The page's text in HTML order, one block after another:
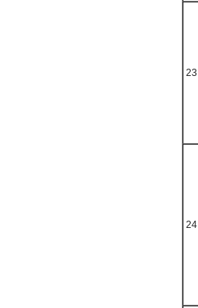
23
24